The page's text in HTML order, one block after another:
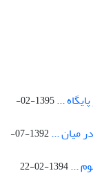
...
1395-02-
میان ...
1392-07-
...
1394-02-22